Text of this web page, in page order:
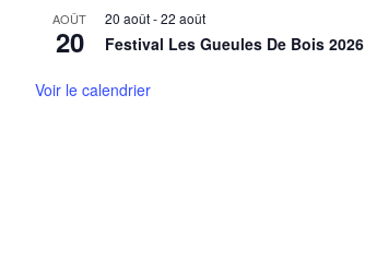
AOÛT
20
20 août-22 août
Festival Les Gueules De Bois 2026
Voir le calendrier